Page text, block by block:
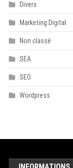
Divers
Marketing Digital
Non classé
SEA
SEO
Wordpress